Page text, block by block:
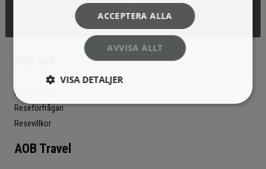
Nyhetsbrev
Reseförfrågan
Resevillkor
AOB Travel
ACCEPTERA ALLA
AVVISA ALLT
VISA DETALJER